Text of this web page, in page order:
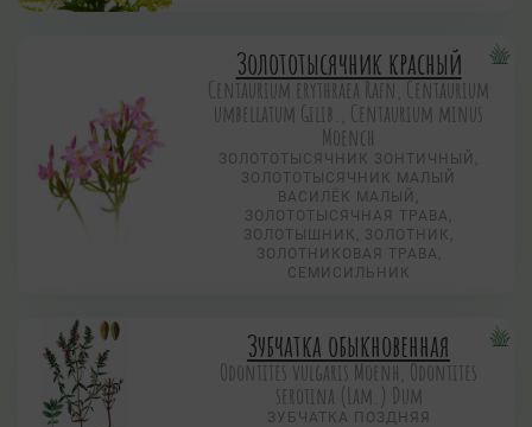
Золототысячник красный
Centaurium erythraea Rafn, Centaurium
umbellatum Gilib., Centaurium minus
Moench
ЗОЛОТОТЫСЯЧНИК ЗОНТИЧНЫЙ,
ЗОЛОТОТЫСЯЧНИК МАЛЫЙ
ВАСИЛЁК МАЛЫЙ,
ЗОЛОТОТЫСЯЧНАЯ ТРАВА,
ЗОЛОТЫШНИК, ЗОЛОТНИК,
ЗОЛОТНИКОВАЯ ТРАВА,
СЕМИСИЛЬНИК
Зубчатка обыкновенная
Odontites vulgaris Moenh, Odontites
serotina (Lam.) Dum
ЗУБЧАТКА ПОЗДНЯЯ